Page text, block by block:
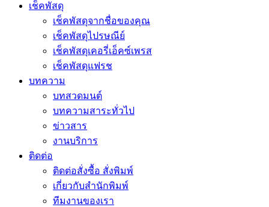
เช็คพัสดุ
เช็คพัสดุจากชื่อของคุณ
เช็คพัสดุไปรษณีย์
เช็คพัสดุเคอรี่เอ็คซ์เพรส
เช็คพัสดุแฟรช
บทความ
บทสวดมนต์
บทความสาระทั่วไป
ข่าวสาร
งานบริการ
ติดต่อ
ติดต่อสั่งซื้อ สั่งพิมพ์
เกี่ยวกับสำนักพิมพ์
ทีมงานของเรา